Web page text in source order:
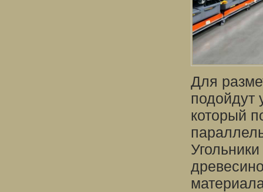
Для
подойдут
который